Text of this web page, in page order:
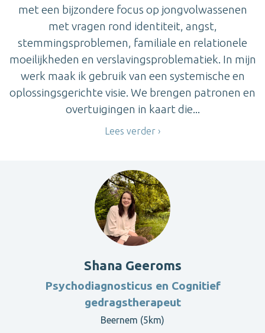
met een bijzondere focus op jongvolwassenen
met vragen rond identiteit, angst,
stemmingsproblemen, familiale en relationele
moeilijkheden en verslavingsproblematiek. In mijn
werk maak ik gebruik van een systemische en
oplossingsgerichte visie. We brengen patronen en
overtuigingen in kaart die...
Lees verder
Shana Geeroms
Psychodiagnosticus en Cognitief
gedragstherapeut
Beernem (5km)